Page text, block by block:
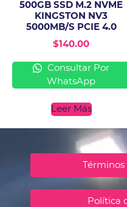
500GB SSD M.2 NVME
KINGSTON NV3
5000MB/S PCIE 4.0
$140.00
Consultar Por
WhatsApp
Leer Más
Política